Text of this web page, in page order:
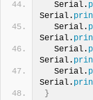
  Serial.
Serial.
  Serial.
Serial.
  Serial.
Serial.
  Serial.
Serial.
}